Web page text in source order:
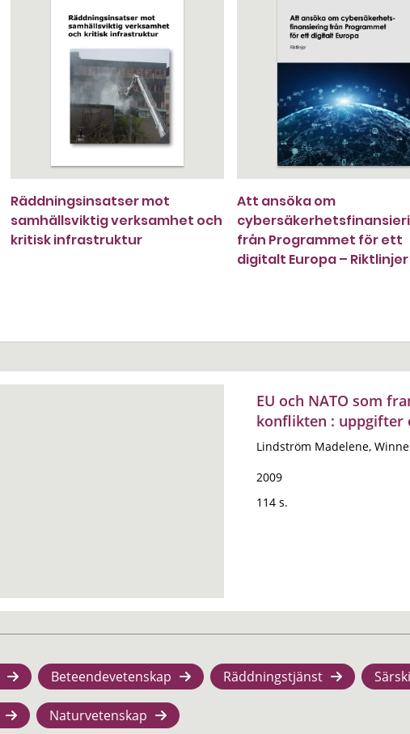
Räddningsinsatser mot
samhällsviktig verksamhet och
kritisk infrastruktur
Att ansöka om
från Programmet för ett
digitalt Europa – Riktlinjer
EU och NATO som
konflikten : uppgifter
Lindström Madelene,
2009
114 s.
Beteendevetenskap Räddningstjänst
Naturvetenskap